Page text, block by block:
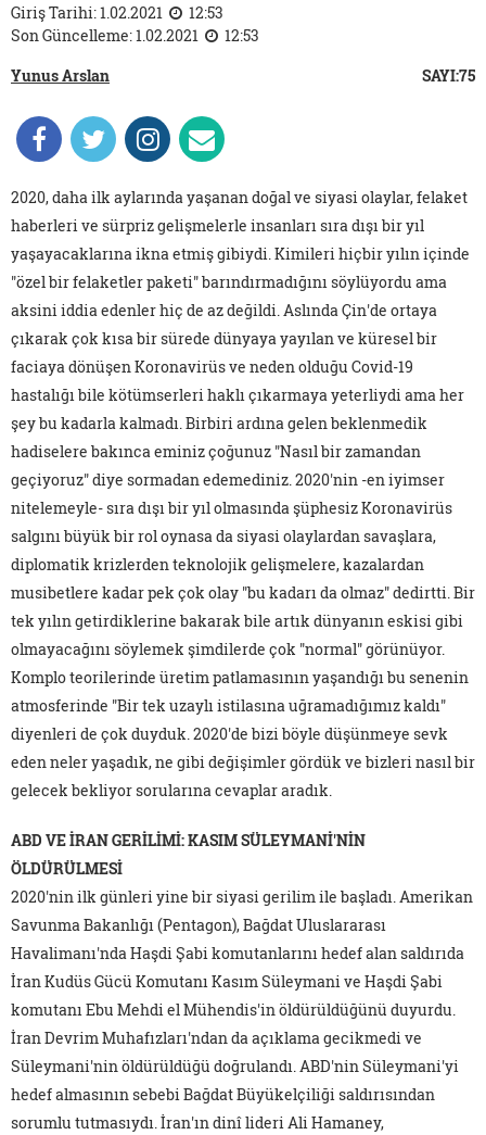
Giriş Tarihi: 1.02.2021
12:53
Son Güncelleme: 1.02.2021
12:53
Yunus Arslan
SAYI:75
2020, daha ilk aylarında yaşanan doğal ve siyasi olaylar, felaket
haberleri ve sürpriz gelişmelerle insanları sıra dışı bir yıl
yaşayacaklarına ikna etmiş gibiydi. Kimileri hiçbir yılın içinde
"özel bir felaketler paketi" barındırmadığını söylüyordu ama
aksini iddia edenler hiç de az değildi. Aslında Çin'de ortaya
çıkarak çok kısa bir sürede dünyaya yayılan ve küresel bir
faciaya dönüşen Koronavirüs ve neden olduğu Covid-19
hastalığı bile kötümserleri haklı çıkarmaya yeterliydi ama her
şey bu kadarla kalmadı. Birbiri ardına gelen beklenmedik
hadiselere bakınca eminiz çoğunuz "Nasıl bir zamandan
geçiyoruz" diye sormadan edemediniz. 2020'nin -en iyimser
nitelemeyle- sıra dışı bir yıl olmasında şüphesiz Koronavirüs
salgını büyük bir rol oynasa da siyasi olaylardan savaşlara,
diplomatik krizlerden teknolojik gelişmelere, kazalardan
musibetlere kadar pek çok olay "bu kadarı da olmaz" dedirtti. Bir
tek yılın getirdiklerine bakarak bile artık dünyanın eskisi gibi
olmayacağını söylemek şimdilerde çok "normal" görünüyor.
Komplo teorilerinde üretim patlamasının yaşandığı bu senenin
atmosferinde "Bir tek uzaylı istilasına uğramadığımız kaldı"
diyenleri de çok duyduk. 2020'de bizi böyle düşünmeye sevk
eden neler yaşadık, ne gibi değişimler gördük ve bizleri nasıl bir
gelecek bekliyor sorularına cevaplar aradık.
ABD VE İRAN GERİLİMİ: KASIM SÜLEYMANİ'NİN
ÖLDÜRÜLMESİ
2020'nin ilk günleri yine bir siyasi gerilim ile başladı. Amerikan
Savunma Bakanlığı (Pentagon), Bağdat Uluslararası
Havalimanı'nda Haşdi Şabi komutanlarını hedef alan saldırıda
İran Kudüs Gücü Komutanı Kasım Süleymani ve Haşdi Şabi
komutanı Ebu Mehdi el Mühendis'in öldürüldüğünü duyurdu.
İran Devrim Muhafızları'ndan da açıklama gecikmedi ve
Süleymani'nin öldürüldüğü doğrulandı. ABD'nin Süleymani'yi
hedef almasının sebebi Bağdat Büyükelçiliği saldırısından
sorumlu tutmasıydı. İran'ın dinî lideri Ali Hamaney,